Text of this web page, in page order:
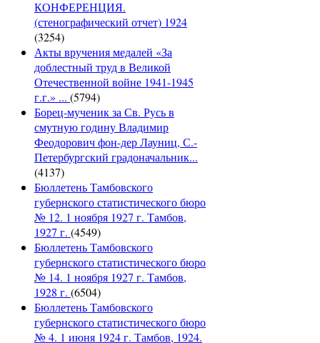
КОНФЕРЕНЦИЯ.
(стенографический отчет) 1924
(3254)
Акты вручения медалей «За
доблестный труд в Великой
Отечественной войне 1941-1945
г.г.» ... (5794)
Борец-мученик за Св. Русь в
смутную годину Владимир
Феодорович фон-дер Лауниц, С.-
Петербургский градоначальник...
(4137)
Бюллетень Тамбовского
губернского статистического бюро
№ 12. 1 ноября 1927 г. Тамбов,
1927 г. (4549)
Бюллетень Тамбовского
губернского статистического бюро
№ 14. 1 ноября 1927 г. Тамбов,
1928 г. (6504)
Бюллетень Тамбовского
губернского статистического бюро
№ 4. 1 июня 1924 г. Тамбов, 1924.